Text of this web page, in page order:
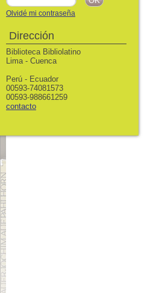
Olvidé mi contraseña
Dirección
Biblioteca Bibliolatino
Lima - Cuenca
Perú - Ecuador
00593-74081573
00593-988661259
contacto